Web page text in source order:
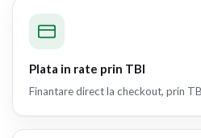
Plata in rate prin TBI
Finantare direct la checkout, prin